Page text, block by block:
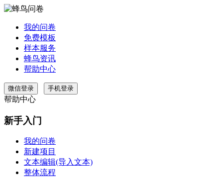
我的问卷
免费模板
样本服务
蜂鸟资讯
帮助中心
微信登录 手机登录
帮助中心
新手入门
我的问卷
新建项目
文本编辑(导入文本)
整体流程